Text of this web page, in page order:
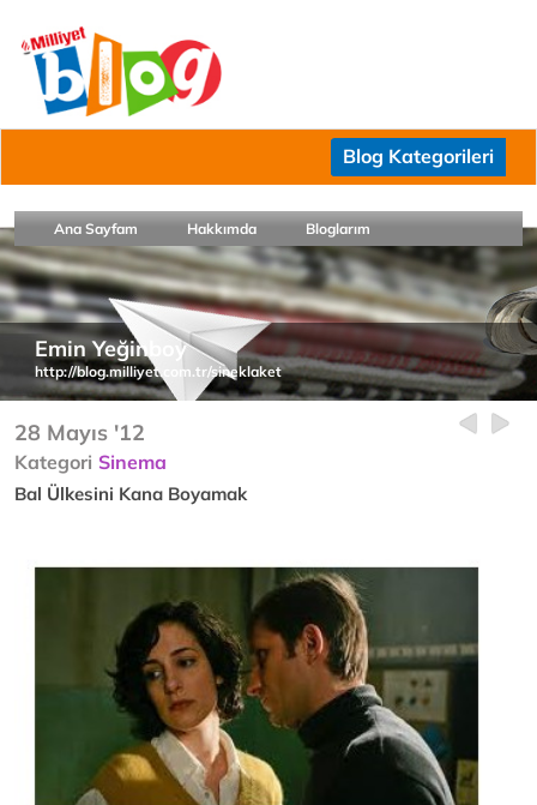
Blog Kategorileri
Ana Sayfam Hakkımda Bloglarım
Emin Yeğinboy
http://blog.milliyet.com.tr/sineklaket
28 Mayıs '12
Kategori Sinema
Bal Ülkesini Kana Boyamak